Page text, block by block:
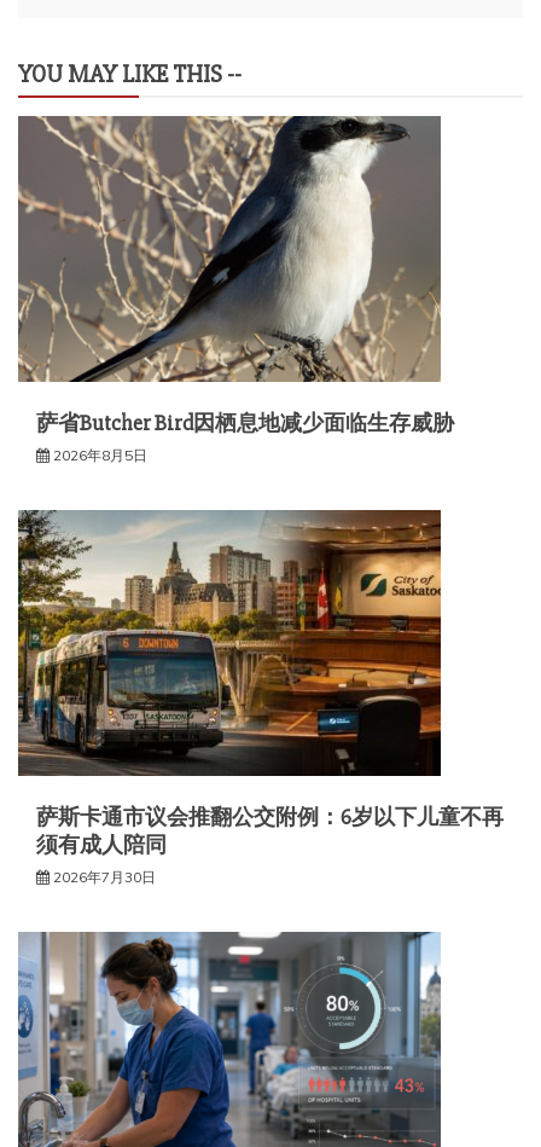
航
YOU MAY LIKE THIS --
萨省Butcher Bird因栖息地减少面临生存威胁
2026年8月5日
萨斯卡通市议会推翻公交附例：6岁以下儿童不再
须有成人陪同
2026年7月30日